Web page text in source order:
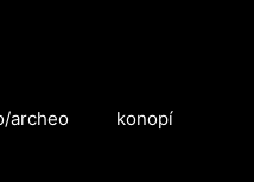
archeo konopí